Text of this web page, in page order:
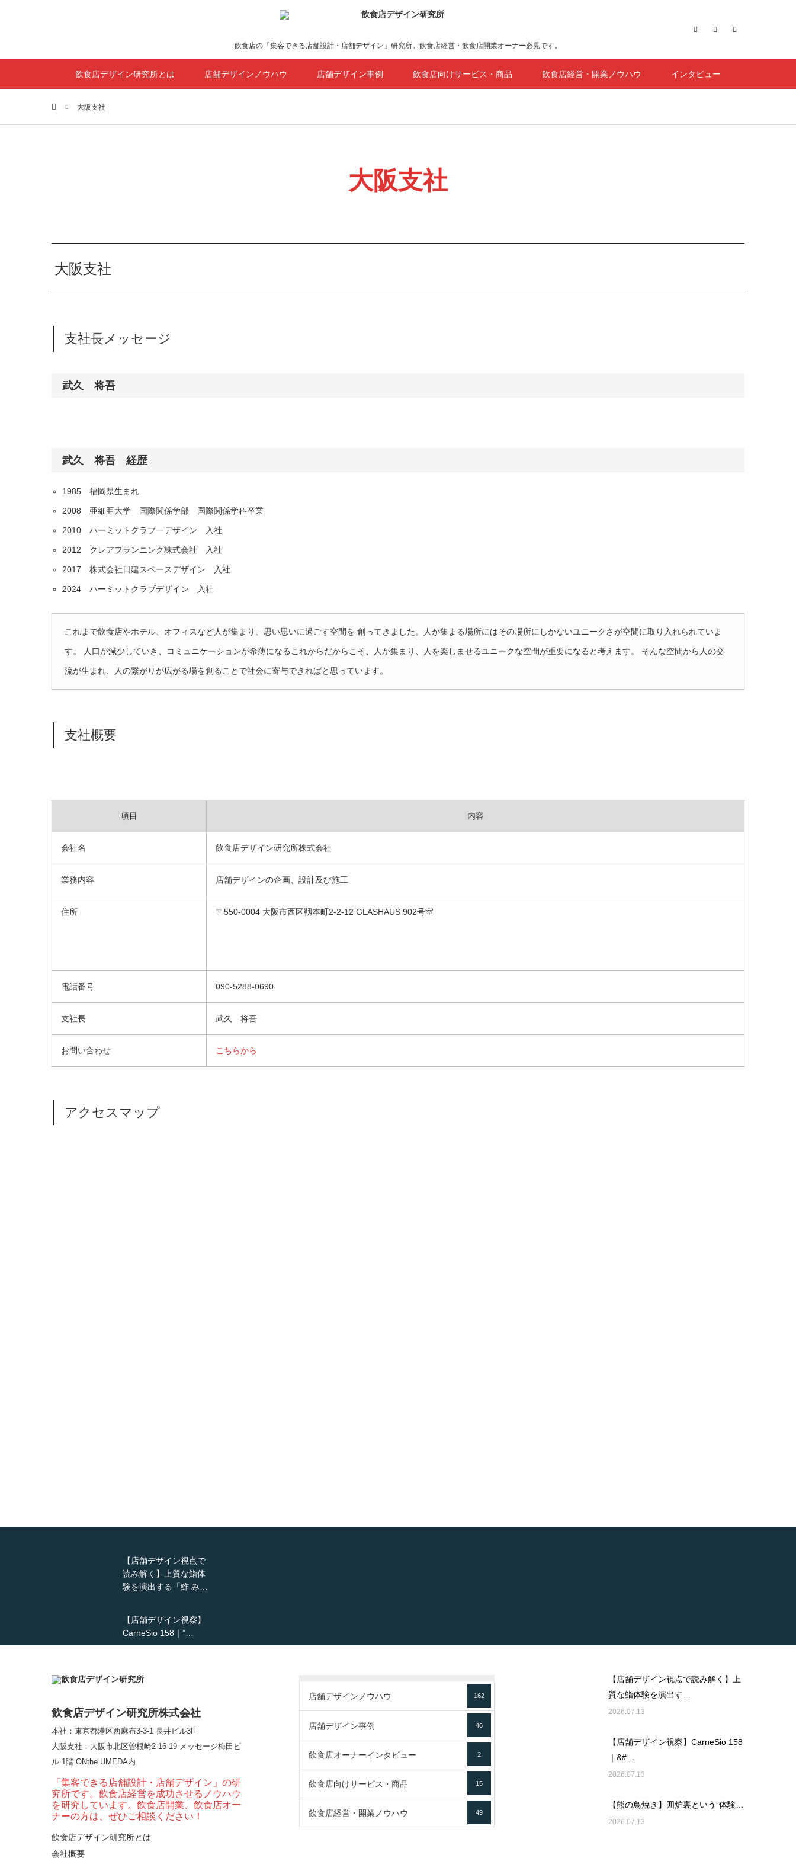
飲食店の「集客できる店舗設計・店舗デザイン」研究所。飲食店経営・飲食店開業オーナー必見です。
飲食店デザイン研究所とは 店舗デザインノウハウ 店舗デザイン事例 飲食店向けサービス・商品 飲食店経営・開業ノウハウ インタビュー
ホーム大阪支社
大阪支社
大阪支社
支社長メッセージ
武久 将吾
武久 将吾 経歴
1985 福岡県生まれ
2008 亜細亜大学 国際関係学部 国際関係学科卒業
2010 ハーミットクラブ一デザイン 入社
2012 クレアプランニング株式会社 入社
2017 株式会社日建スペースデザイン 入社
2024 ハーミットクラブデザイン 入社
これまで飲食店やホテル、オフィスなど人が集まり、思い思いに過ごす空間を 創ってきました。人が集まる場所にはその場所にしかないユニークさが空間に取り入れられていま
す。 人口が減少していき、コミュニケーションが希薄になるこれからだからこそ、人が集まり、人を楽しませるユニークな空間が重要になると考えます。 そんな空間から人の交
流が生まれ、人の繋がりが広がる場を創ることで社会に寄与できればと思っています。
支社概要
項目 内容
会社名 飲食店デザイン研究所株式会社
業務内容 店舗デザインの企画、設計及び施工
住所 〒550-0004 大阪市西区靱本町2-2-12 GLASHAUS 902号室
電話番号 090-5288-0690
支社長 武久 将吾
お問い合わせ こちらから
アクセスマップ
【店舗デザイン視点で
読み解く】上質な鮨体
験を演出する「鮓 み…
【店舗デザイン視察】
CarneSio 158｜”…
【熊の鳥焼き】囲炉裏
【大阪・梅田】高級感
とライブ感を両立した
和モダン串揚げ店。
「…
【Queux Norme（クゥ
ノルム）】女子会にお
薦めな&…
飲食店デザイン研究所株式会社
本社：東京都港区西麻布3-3-1 長井ビル3F
大阪支社 ：大阪市北区曽根崎2-16-19 メッセージ梅田ビ
ル 1階 ONthe UMEDA内
「集客できる店舗設計・店舗デザイン」の研
究所です。飲食店経営を成功させるノウハウ
を研究しています。飲食店開業、飲食店オー
ナーの方は、ぜひご相談ください！
飲食店デザイン研究所とは
会社概要
店舗デザインノウハウ 162
店舗デザイン事例 46
飲食店オーナーインタビュー 2
飲食店向けサービス・商品 15
飲食店経営・開業ノウハウ 49
【店舗デザイン視点で読み解く】上
質な鮨体験を演出す…
2026.07.13
【店舗デザイン視察】CarneSio 158
｜&#…
2026.07.13
【熊の鳥焼き】囲炉裏という”体験…
2026.07.13